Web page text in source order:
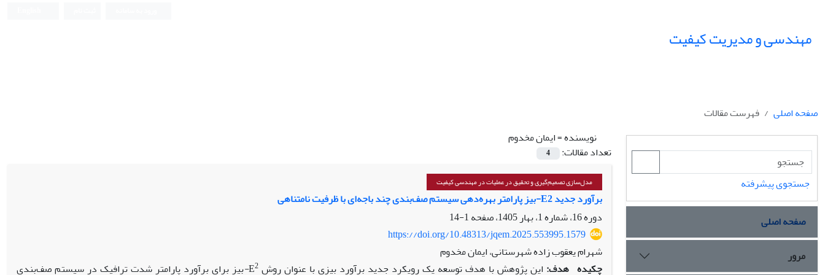
مهندسی و مدیریت کیفیت
صفحه اصلی
فهرست مقالات
نویسنده =ایمان مخدوم
تعداد مقالات:
4
مدل‌سازی تصمیم‌گیری و تحقیق در عملیات در مهندسی کیفیت
برآورد جدید E2-بیز پارامتر بهره‌دهی سیستم صف‌بندی چند باجه‌ای با ظرفیت نامتناهی
دوره 16، شماره 1، بهار 1405، صفحه
1-14
https://doi.org/10.48313/jqem.2025.553995.1579
شهرام یعقوب زاده شهرستانی، ایمان مخدوم
چکیده هدف: این پژوهش با هدف توسعه‌ یک رویکرد جدید برآورد بیزی با عنوان روش E2
-بیز برای برآورد پارامتر شدت ترافیک در سیستم صف‌بندی
جستجوی پیشرفته
صفحه اصلی
مرور